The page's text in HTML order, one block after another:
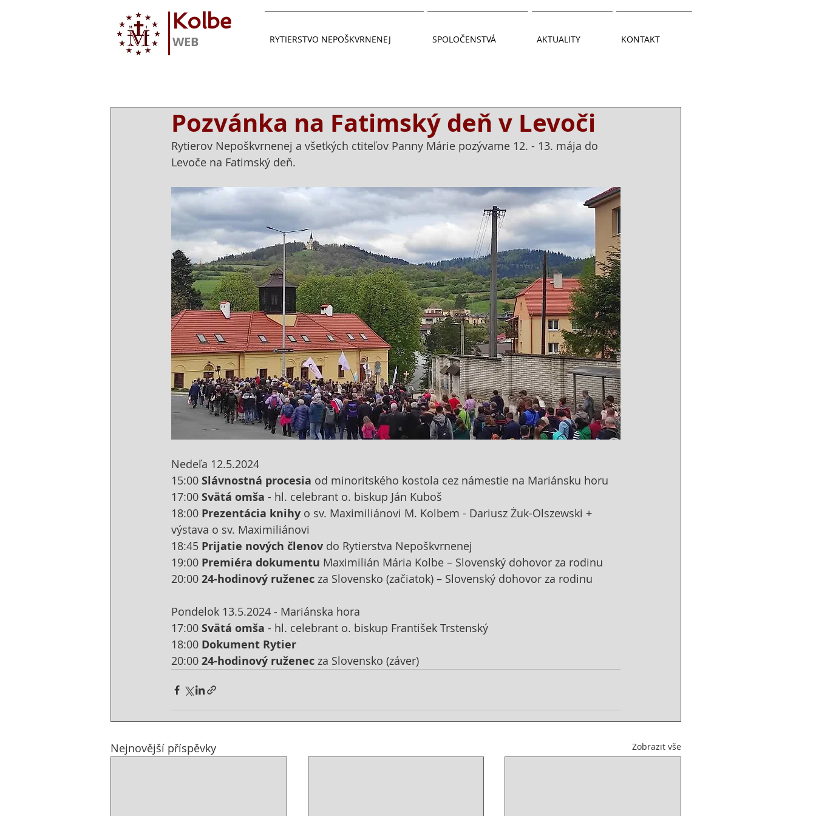
Kolbe
WEB RYTIERSTVO NEPOŠKVRNENEJ SPOLOČENSTVÁ AKTUALITY KONTAKT
Pozvánka na Fatimský deň v Levoči
Rytierov Nepoškvrnenej a všetkých ctiteľov Panny Márie pozývame 12. - 13. mája do
Levoče na Fatimský deň.
Nedeľa 12.5.2024
15:00 Slávnostná procesia od minoritského kostola cez námestie na Mariánsku horu
17:00 Svätá omša - hl. celebrant o. biskup Ján Kuboš
18:00 Prezentácia knihy o sv. Maximiliánovi M. Kolbem - Dariusz Żuk-Olszewski +
výstava o sv. Maximiliánovi
18:45 Prijatie nových členov do Rytierstva Nepoškvrnenej
19:00 Premiéra dokumentu Maximilián Mária Kolbe – Slovenský dohovor za rodinu
20:00 24-hodinový ruženec za Slovensko (začiatok) – Slovenský dohovor za rodinu
Pondelok 13.5.2024 - Mariánska hora
17:00 Svätá omša - hl. celebrant o. biskup František Trstenský
18:00 Dokument Rytier
20:00 24-hodinový ruženec za Slovensko (záver)
Nejnovější příspěvky Zobrazit vše